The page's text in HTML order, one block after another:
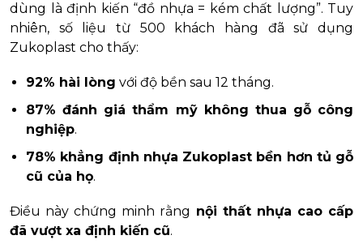
dùng là định kiến “đồ nhựa = kém chất lượng”. Tuy
nhiên, số liệu từ 500 khách hàng đã sử dụng
Zukoplast cho thấy:
92% hài lòng với độ bền sau 12 tháng.
87% đánh giá thẩm mỹ không thua gỗ công
nghiệp.
78% khẳng định nhựa Zukoplast bền hơn tủ gỗ
cũ của họ.
Điều này chứng minh rằng nội thất nhựa cao cấp
đã vượt xa định kiến cũ.